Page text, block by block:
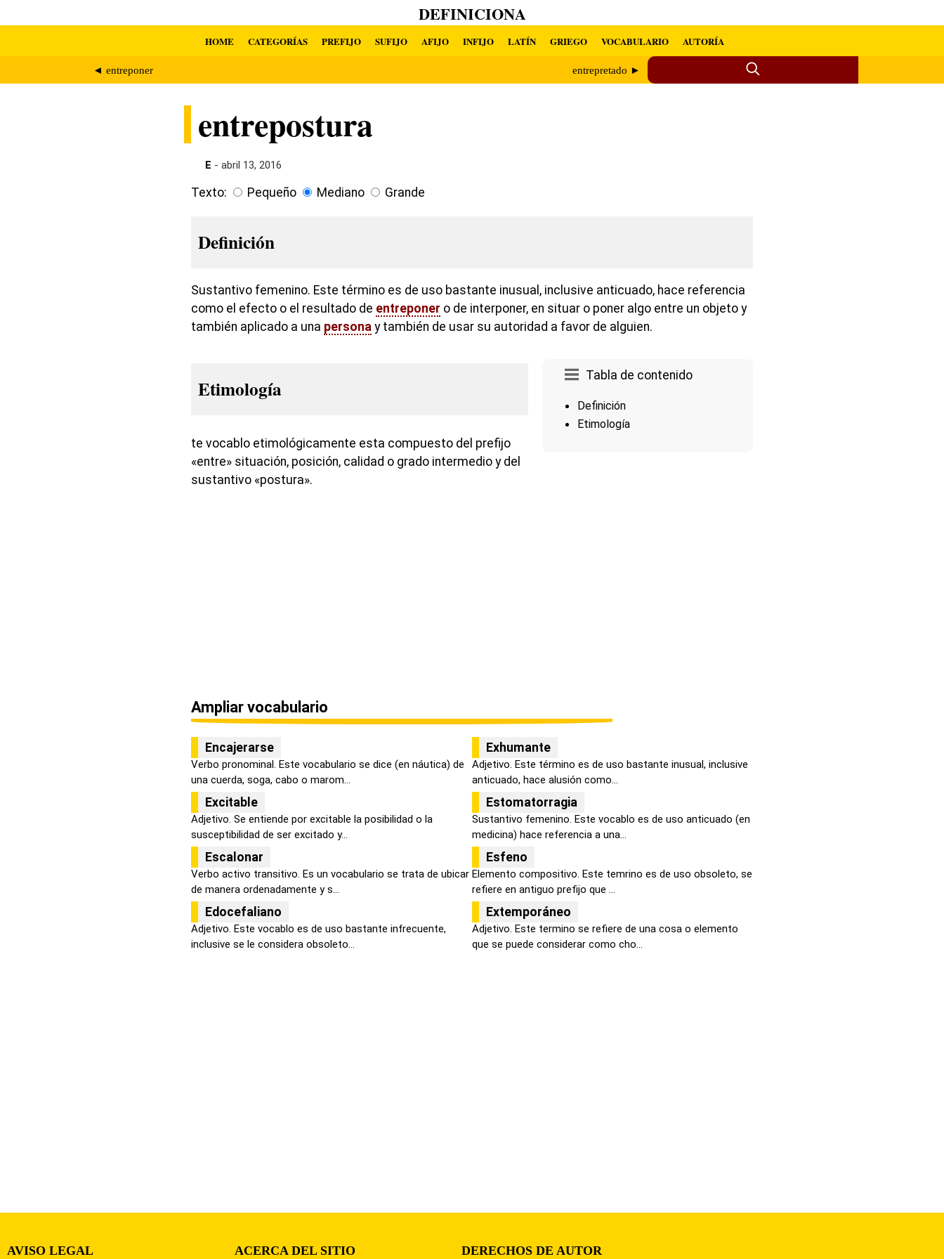
DEFINICIONA
HOME CATEGORÍAS PREFIJO SUFIJO AFIJO INFIJO LATÍN GRIEGO VOCABULARIO AUTORÍA
◄ entreponer entrepretado ►
entrepostura
E - abril 13, 2016
Texto: Pequeño Mediano Grande
Definición
Sustantivo femenino. Este término es de uso bastante inusual, inclusive anticuado, hace referencia
como el efecto o el resultado de entreponer o de interponer, en situar o poner algo entre un objeto y
también aplicado a una persona y también de usar su autoridad a favor de alguien.
Tabla de contenido
Definición
Etimología
Etimología
te vocablo etimológicamente esta compuesto del prefijo
«entre» situación, posición, calidad o grado intermedio y del
sustantivo «postura».
Ampliar vocabulario
Encajerarse
Verbo pronominal. Este vocabulario se dice (en náutica) de
una cuerda, soga, cabo o marom...
Exhumante
Adjetivo. Este término es de uso bastante inusual, inclusive
anticuado, hace alusión como...
Excitable
Adjetivo. Se entiende por excitable la posibilidad o la
susceptibilidad de ser excitado y...
Estomatorragia
Sustantivo femenino. Este vocablo es de uso anticuado (en
medicina) hace referencia a una...
Escalonar
Verbo activo transitivo. Es un vocabulario se trata de ubicar
de manera ordenadamente y s...
Esfeno
Elemento compositivo. Este temrino es de uso obsoleto, se
refiere en antiguo prefijo que ...
Edocefaliano
Adjetivo. Este vocablo es de uso bastante infrecuente,
inclusive se le considera obsoleto...
Extemporáneo
Adjetivo. Este termino se refiere de una cosa o elemento
que se puede considerar como cho...
AVISO LEGAL ACERCA DEL SITIO DERECHOS DE AUTOR